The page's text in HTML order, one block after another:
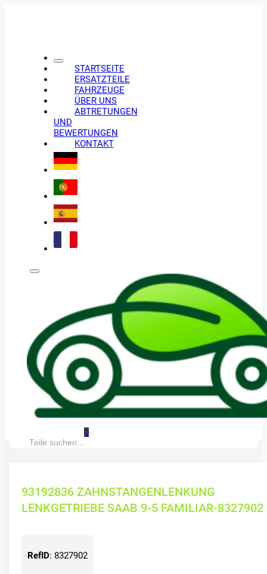
STARTSEITE
ERSATZTEILE
FAHRZEUGE
ÜBER UNS
ABTRETUNGEN
UND
BEWERTUNGEN
KONTAKT
0
Suche:
93192836 ZAHNSTANGENLENKUNG
LENKGETRIEBE SAAB 9-5 FAMILIAR-8327902
RefID: 8327902